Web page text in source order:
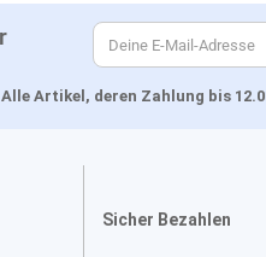
Artikel, deren Zahlung bis
Sicher Bezahlen